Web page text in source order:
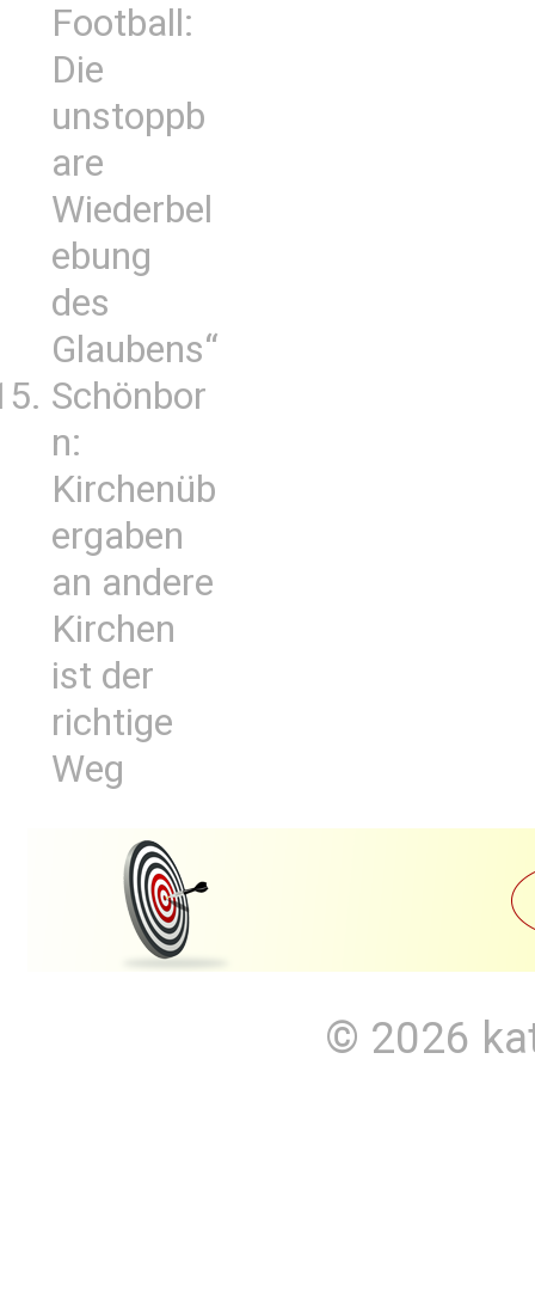
Football:
Die
unstoppb
are
Wiederbel
ebung
des
Glaubens“
Schönbor
n:
Kirchenüb
ergaben
an andere
Kirchen
ist der
richtige
Weg
© 2026